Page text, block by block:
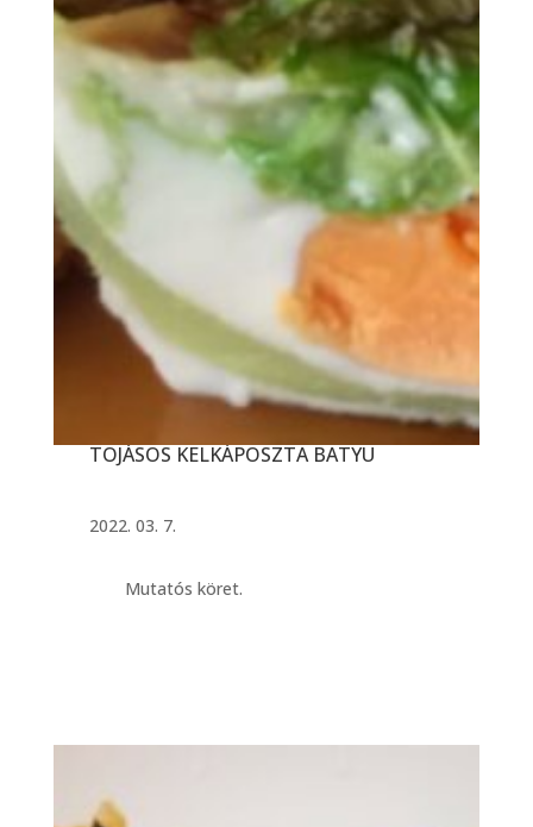
TOJÁSOS KELKÁPOSZTA BATYU
2022. 03. 7.
Mutatós köret.